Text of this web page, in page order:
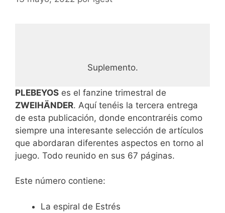
Suplemento.
PLEBEYOS es el fanzine trimestral de
ZWEIHÄNDER. Aquí tenéis la tercera entrega
de esta publicación, donde encontraréis como
siempre una interesante selección de artículos
que abordaran diferentes aspectos en torno al
juego. Todo reunido en sus 67 páginas.
Este número contiene:
La espiral de Estrés